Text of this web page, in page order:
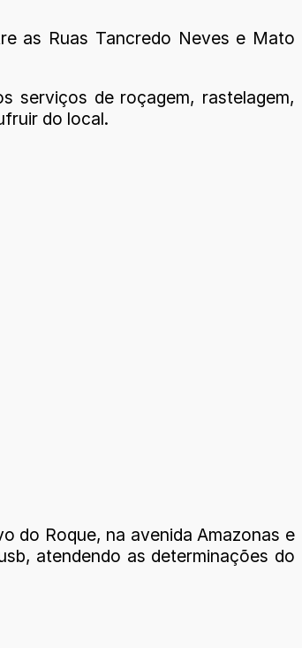
as Ruas Tancredo Neves e Mato
serviços de roçagem, rastelagem,
do local.
do Roque, na avenida Amazonas e
atendendo as determinações do